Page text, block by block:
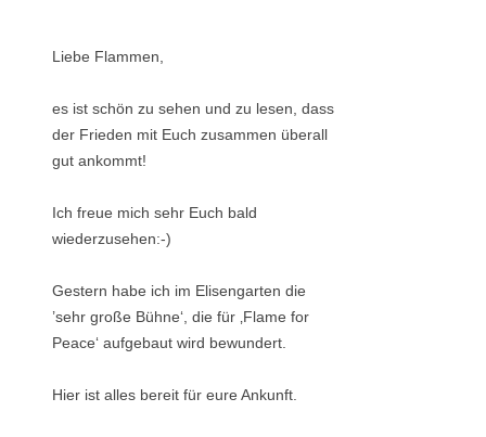
Liebe Flammen,
es ist schön zu sehen und zu lesen, dass
der Frieden mit Euch zusammen überall
gut ankommt!
Ich freue mich sehr Euch bald
wiederzusehen:-)
Gestern habe ich im Elisengarten die
’sehr große Bühne‘, die für ‚Flame for
Peace‘ aufgebaut wird bewundert.
Hier ist alles bereit für eure Ankunft.